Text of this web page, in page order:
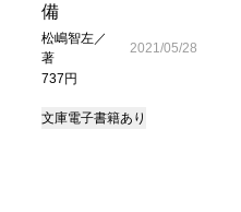
備
松嶋智左／
著
737円
2021/05/28
文庫電子書籍あり